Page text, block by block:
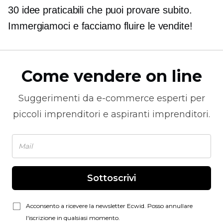
30 idee praticabili che puoi provare subito.
Immergiamoci e facciamo fluire le vendite!
Come vendere on line
Suggerimenti da e-commerce esperti per
piccoli imprenditori e aspiranti imprenditori.
Sottoscrivi
Acconsento a ricevere la newsletter Ecwid. Posso annullare
l'iscrizione in qualsiasi momento.